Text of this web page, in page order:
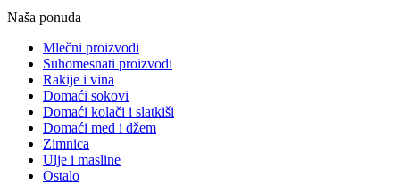
Naša ponuda
Mlečni proizvodi
Suhomesnati proizvodi
Rakije i vina
Domaći sokovi
Domaći kolači i slatkiši
Domaći med i džem
Zimnica
Ulje i masline
Ostalo